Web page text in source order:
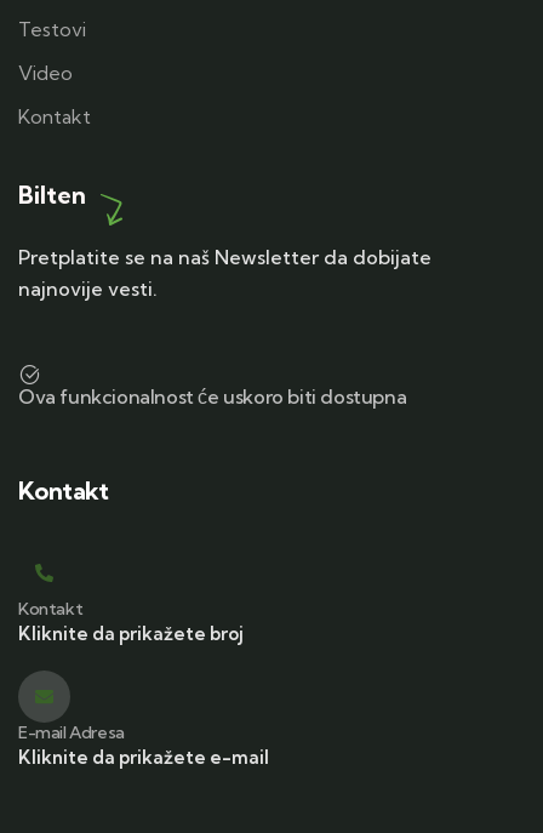
Testovi
Video
Kontakt
Bilten
Pretplatite se na naš Newsletter da dobijate
najnovije vesti.
Ova funkcionalnost će uskoro biti dostupna
Kontakt
Kontakt
Kliknite da prikažete broj
E-mail Adresa
Kliknite da prikažete e-mail